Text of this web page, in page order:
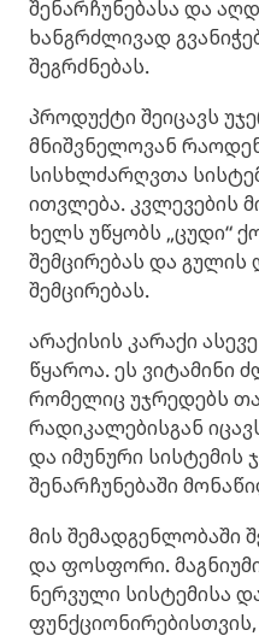
შენარჩუნებასა და
ხანგრძლივად
შეგრძნებას.
პროდუქტი შეიცავს
მნიშვნელოვან
სისხლძარღვთა
ითვლება. კვლევების
ხელს უწყობს „ცუდი“
შემცირებას და გულის
შემცირებას.
არაქისის კარაქი
წყაროა. ეს ვიტამინი
რომელიც უჯრედებს
რადიკალებისგან
და იმუნური სისტემის
შენარჩუნებაში
მის შემადგენლობაში
და ფოსფორი.
ნერვული სისტემისა